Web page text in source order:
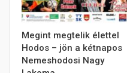
Megint megtelik élettel
Hodos – jön a kétnapos
Nemeshodosi Nagy